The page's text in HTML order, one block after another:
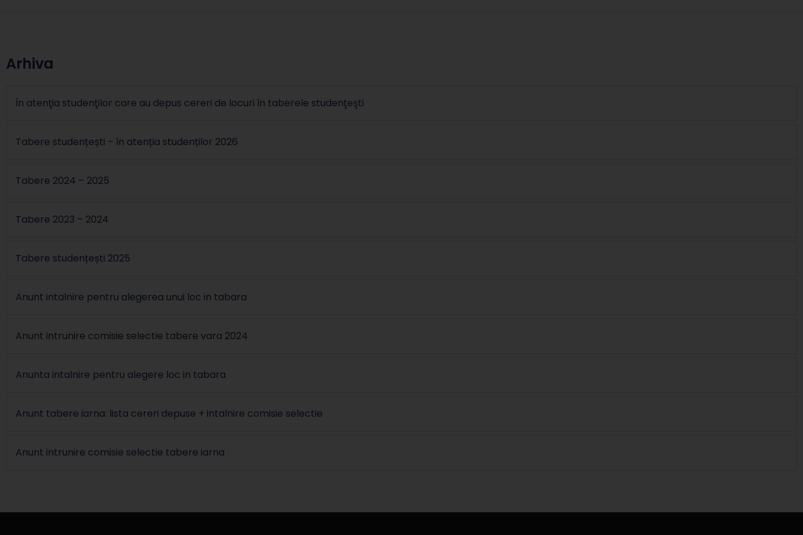
Arhiva
În atenţia studenţilor care au depus cereri de locuri în taberele studenţeşti
Tabere studențești – în atenția studenților 2026
Tabere 2024 – 2025
Tabere 2023 – 2024
Tabere studențești 2025
Anunt intalnire pentru alegerea unui loc in tabara
Anunt intrunire comisie selectie tabere vara 2024
Anunta intalnire pentru alegere loc in tabara
Anunt tabere iarna: lista cereri depuse + intalnire comisie selectie
Anunt intrunire comisie selectie tabere iarna